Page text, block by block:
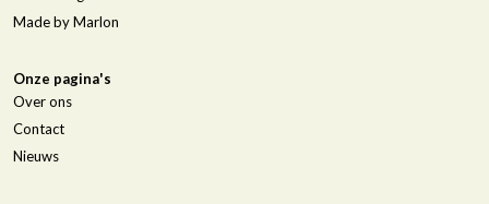
Made by Marlon
Onze pagina's
Over ons
Contact
Nieuws